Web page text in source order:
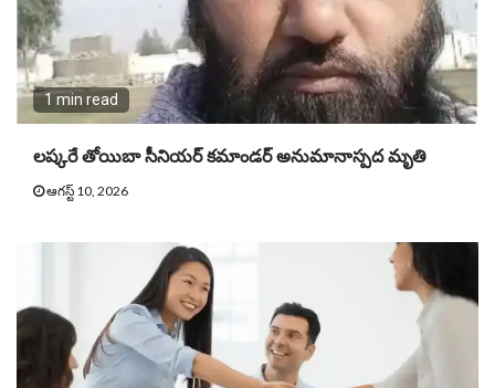
1 min read
ల‌ష్క‌రే తోయిబా సీనియ‌ర్ క‌మాండ‌ర్ అనుమానాస్ప‌ద మృతి
ఆగస్ట్ 10, 2026